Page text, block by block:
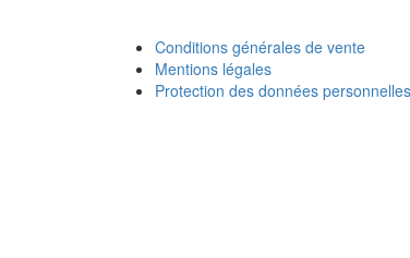
Conditions générales de vente
Mentions légales
Protection des données personnelles